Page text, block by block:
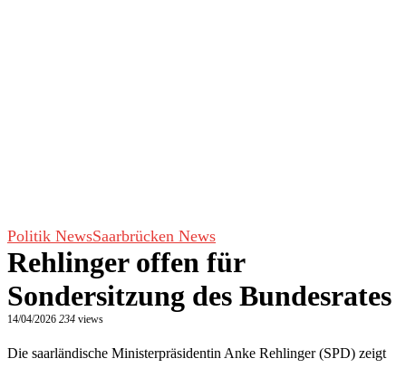
Politik NewsSaarbrücken News
Rehlinger offen für
Sondersitzung des Bundesrates
14/04/2026 234 views
Die saarländische Ministerpräsidentin Anke Rehlinger (SPD) zeigt